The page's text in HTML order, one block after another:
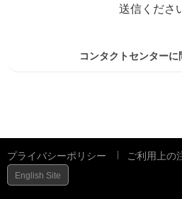
送信くださ
コンタクトセンターに
プライバシーポリシー ご利用上の
English Site